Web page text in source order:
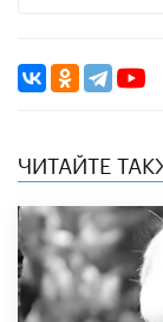
ЧИТАЙТЕ